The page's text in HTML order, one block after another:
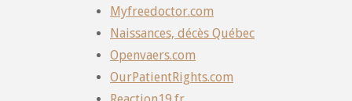
Myfreedoctor.com
Naissances, décès Québec
Openvaers.com
OurPatientRights.com